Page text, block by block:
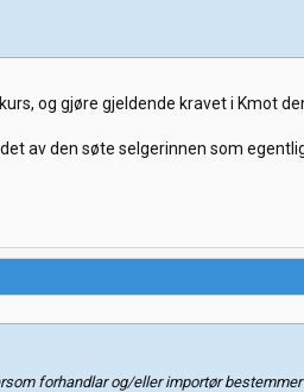
og gjøre gjeldende kravet i Kmot
av den søte selgerinnen som
forhandlar og/eller importør